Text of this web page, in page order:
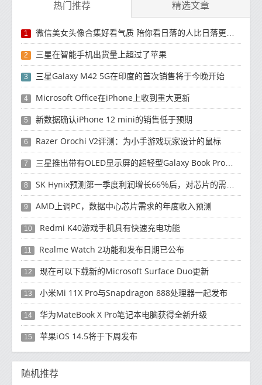
热门推荐 精选文章
1 微信美女头像合集好看气质 陪你看日落的人比日落更浪漫
2 三星在智能手机出货量上超过了苹果
3 三星Galaxy M42 5G在印度的首次销售将于今晚开始
4 Microsoft Office在iPhone上收到重大更新
5 新数据确认iPhone 12 mini的销售低于预期
6 Razer Orochi V2评测：为小手游戏玩家设计的鼠标
7 三星推出带有OLED显示屏的超轻型Galaxy Book Pro和Galaxy Book Pro 360笔记本电脑
8 SK Hynix预测第一季度利润增长66％后，对芯片的需求将增强
9 AMD上调PC，数据中心芯片需求的年度收入预测
10 Redmi K40游戏手机具有快速充电功能
11 Realme Watch 2功能和发布日期已公布
12 现在可以下载新的Microsoft Surface Duo更新
13 小米Mi 11X Pro与Snapdragon 888处理器一起发布
14 华为MateBook X Pro笔记本电脑获得全新升级
15 苹果iOS 14.5将于下周发布
随机推荐